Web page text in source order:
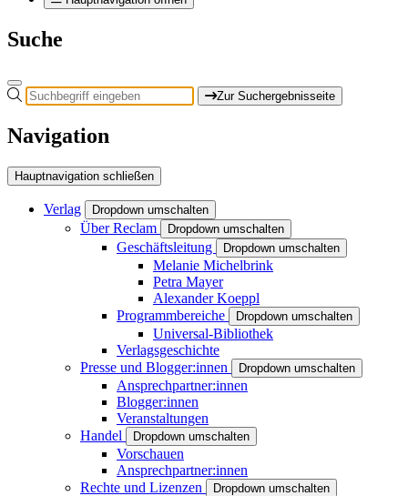
Suche
Zur Suchergebnisseite
Navigation
Hauptnavigation schließen
Verlag Dropdown umschalten
Über Reclam Dropdown umschalten
Geschäftsleitung Dropdown umschalten
Melanie Michelbrink
Petra Mayer
Alexander Koeppl
Programmbereiche
Dropdown umschalten
Universal-Bibliothek
Verlagsgeschichte
Presse und Blogger:innen
Dropdown umschalten
Ansprechpartner:innen
Blogger:innen
Veranstaltungen
Handel
Dropdown umschalten
Vorschauen
Ansprechpartner:innen
Rechte und Lizenzen
Dropdown umschalten